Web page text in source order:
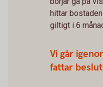
hittar
giltigt i 6
Vi går
fattar beslut